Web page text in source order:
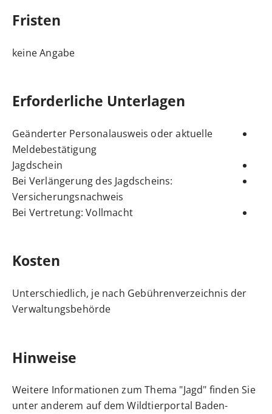
Fristen
keine Angabe
Erforderliche Unterlagen
Geänderter Personalausweis oder aktuelle
Meldebestätigung
Jagdschein
Bei Verlängerung des Jagdscheins:
Versicherungsnachweis
Bei Vertretung: Vollmacht
Kosten
Unterschiedlich, je nach Gebührenverzeichnis der
Verwaltungsbehörde
Hinweise
Weitere Informationen zum Thema "Jagd" finden Sie
unter anderem auf demWildtierportal Baden-